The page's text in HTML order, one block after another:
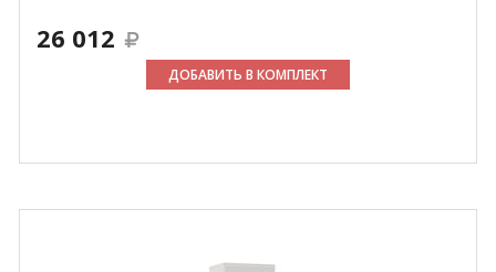
26 012
ДОБАВИТЬ В КОМПЛЕКТ